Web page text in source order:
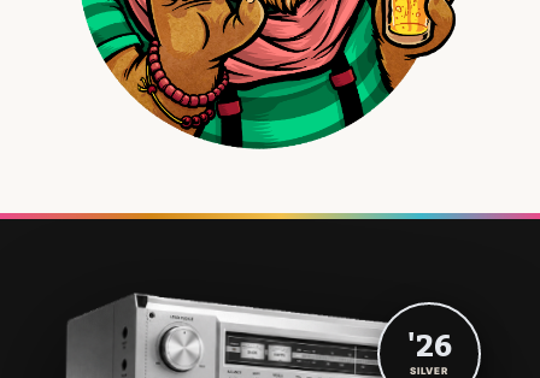
'26
SILVER